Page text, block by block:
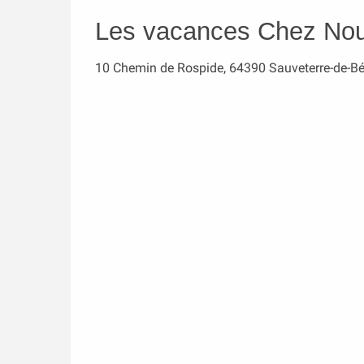
Les vacances Chez
10 Chemin de Rospide, 64390 Sauveterre-de-